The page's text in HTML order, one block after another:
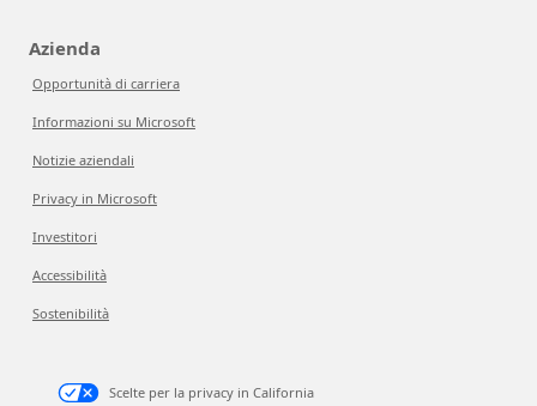
Azienda
Opportunità di carriera
Informazioni su Microsoft
Notizie aziendali
Privacy in Microsoft
Investitori
Accessibilità
Sostenibilità
Scelte per la privacy in California